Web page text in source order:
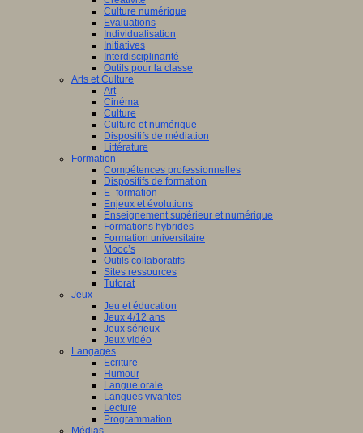
Culture numérique
Evaluations
Individualisation
Initiatives
Interdisciplinarité
Outils pour la classe
Arts et Culture
Art
Cinéma
Culture
Culture et numérique
Dispositifs de médiation
Littérature
Formation
Compétences professionnelles
Dispositifs de formation
E- formation
Enjeux et évolutions
Enseignement supérieur et numérique
Formations hybrides
Formation universitaire
Mooc’s
Outils collaboratifs
Sites ressources
Tutorat
Jeux
Jeu et éducation
Jeux 4/12 ans
Jeux sérieux
Jeux vidéo
Langages
Ecriture
Humour
Langue orale
Langues vivantes
Lecture
Programmation
Médias